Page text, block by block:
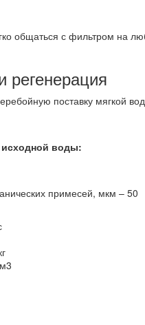
общаться с фильтром на
регенерация
поставку мягкой
воды:
примесей, мкм – 50